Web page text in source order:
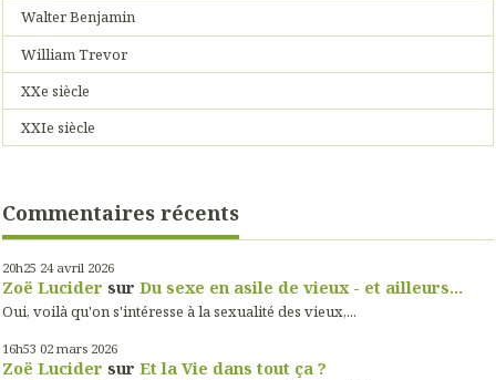
Walter Benjamin
William Trevor
XXe siècle
XXIe siècle
Commentaires récents
20h25 24 avril 2026
Zoë Lucider sur Du sexe en asile de vieux - et ailleurs...
Oui, voilà qu'on s'intéresse à la sexualité des vieux,...
16h53 02 mars 2026
Zoë Lucider sur Et la Vie dans tout ça ?